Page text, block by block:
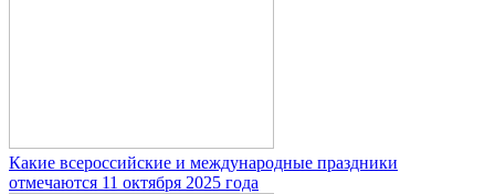
Какие всероссийские и международные праздники
отмечаются 11 октября 2025 года